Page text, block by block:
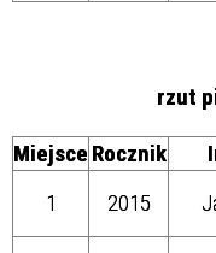
rzut
Miejsce Rocznik
1
2015